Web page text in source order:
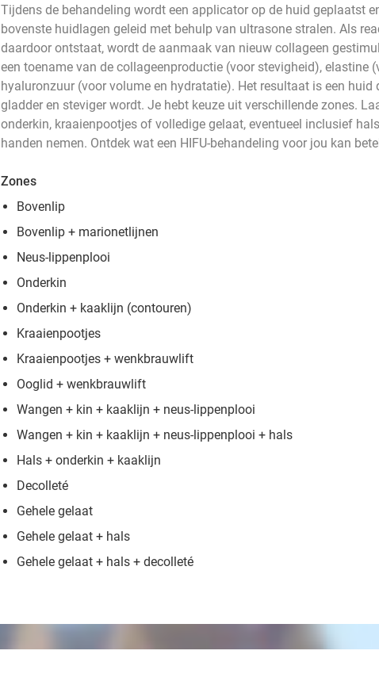
Tijdens de behandeling wordt een applicator op de huid geplaatst
bovenste huidlagen geleid met behulp van ultrasone stralen. Als
daardoor ontstaat, wordt de aanmaak van nieuw collageen
een toename van de collageenproductie (voor stevigheid), elastine
hyaluronzuur (voor volume en hydratatie). Het resultaat is een huid
gladder en steviger wordt. Je hebt keuze uit verschillende zones.
onderkin, kraaienpootjes of volledige gelaat, eventueel inclusief
handen nemen. Ontdek wat een HIFU-behandeling voor jou kan
Zones
Bovenlip
Bovenlip + marionetlijnen
Neus-lippenplooi
Onderkin
Onderkin + kaaklijn (contouren)
Kraaienpootjes
Kraaienpootjes + wenkbrauwlift
Ooglid + wenkbrauwlift
Wangen + kin + kaaklijn + neus-lippenplooi
Wangen + kin + kaaklijn + neus-lippenplooi + hals
Hals + onderkin + kaaklijn
Decolleté
Gehele gelaat
Gehele gelaat + hals
Gehele gelaat + hals + decolleté